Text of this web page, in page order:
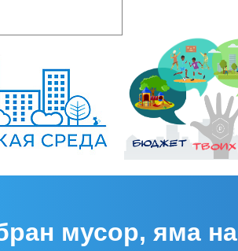
мусор, яма на